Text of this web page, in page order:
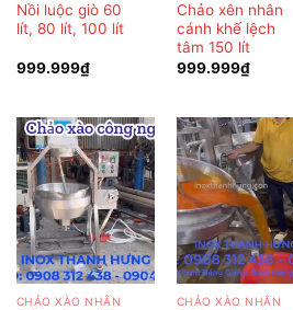
Nồi luộc giò 60
lít, 80 lít, 100 lít
999.999₫
Chảo xên nhân
cánh khế lệch
tâm 150 lít
999.999₫
CHẢO XÀO NHÂN CHẢO XÀO NHÂN